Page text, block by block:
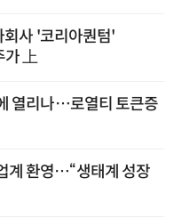
회사 '코리아퀀텀'
가 上
열리나…로열티 토큰증
계 환영…“생태계 성장